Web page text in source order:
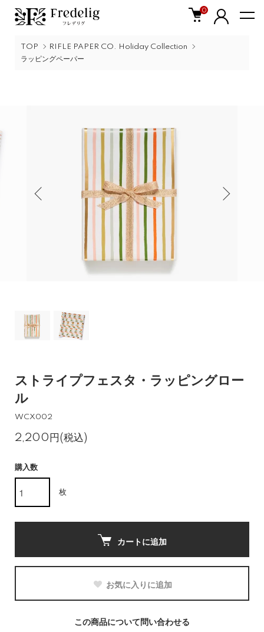
0
TOP
RIFLE PAPER CO. Holiday Collection
ラッピングペーパー
ストライプフェスタ・ラッピングロー
ル
WCX002
2,200円(税込)
購入数
枚
カートに追加
お気に入りに追加
この商品について問い合わせる